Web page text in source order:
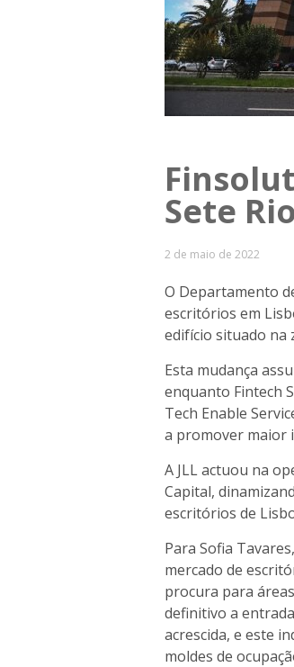
Sete
2 de maio de 2022
O Departamento
escritórios em
edifício situado na
Esta mudança
enquanto Fintech
Tech Enable
a promover maior
A JLL actuou na
Capital,
escritórios de
Para Sofia
mercado de
procura para
definitivo a
acrescida, e este
moldes de